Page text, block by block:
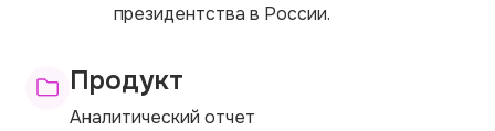
президентства в России.
Продукт
Аналитический отчет